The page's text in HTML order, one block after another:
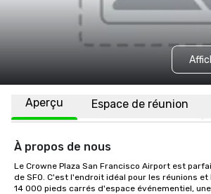
Aperçu Espace de réunion
À propos de nous
Le Crowne Plaza San Francisco Airport est
de SFO. C'est l'endroit idéal pour les réunions
14 000 pieds carrés d'espace événementiel,